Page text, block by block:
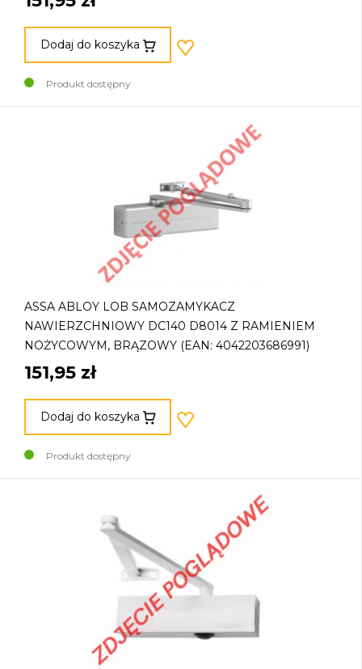
Dodaj do koszyka
Produkt dostępny
ASSA ABLOY LOB SAMOZAMYKACZ
NAWIERZCHNIOWY DC140 D8014 Z RAMIENIEM
NOŻYCOWYM, BRĄZOWY (EAN: 4042203686991)
151,95 zł
Dodaj do koszyka
Produkt dostępny